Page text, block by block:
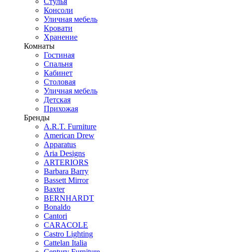
Консоли
Уличная мебель
Кровати
Хранение
Комнаты
Гостиная
Спальня
Кабинет
Столовая
Уличная мебель
Детская
Прихожая
Бренды
A.R.T. Furniture
American Drew
Apparatus
Aria Designs
ARTERIORS
Barbara Barry
Bassett Mirror
Baxter
BERNHARDT
Bonaldo
Cantori
CARACOLE
Castro Lighting
Cattelan Italia